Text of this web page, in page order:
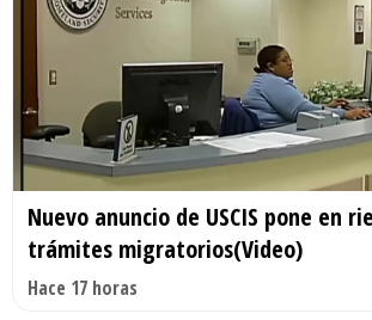
Nuevo anuncio de USCIS pone en
trámites migratorios(Video)
Hace 17 horas